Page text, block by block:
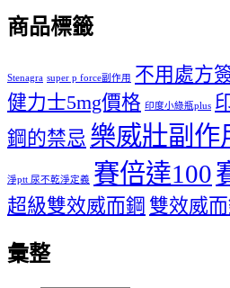
商品標籤
Stenagra super p force副作用 不用處方
健力士5mg價格 印度小綠瓶plus
鋼的禁忌 樂威壯副作
淨ptt 尿不乾淨定義 賽倍達100
超級雙效威而鋼 雙效威
彙整